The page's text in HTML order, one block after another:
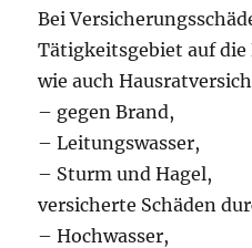
Bei
Tätigkeitsgebiet auf die
wie auch
– gegen Brand,
– Leitungswasser,
– Sturm und Hagel,
versicherte Schäden
– Hochwasser,